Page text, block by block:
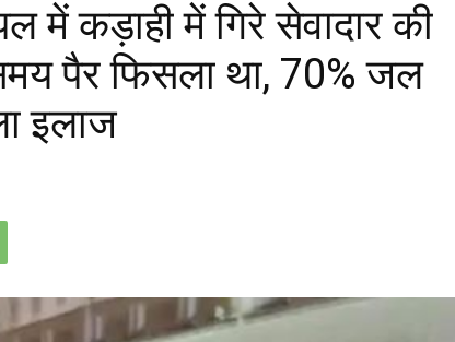
में कड़ाही में गिरे सेवादार की
पैर फिसला था, 70% जल
इलाज